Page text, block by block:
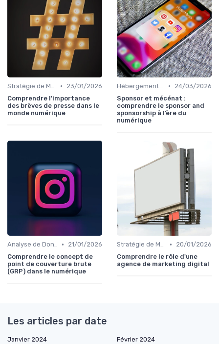
Stratégie de Marketing Digital •
23/01/2026
Comprendre l'importance
des brèves de presse dans le
monde numérique
Hébergement et Maintenance Web •
24/03/2026
Sponsor et mécénat :
comprendre le sponsor and
sponsorship à l’ère du
numérique
Analyse de Données et Reporting •
21/01/2026
Comprendre le concept de
point de couverture brute
(GRP) dans le numérique
Stratégie de Marketing Digital •
20/01/2026
Comprendre le rôle d'une
agence de marketing digital
Les articles par date
Janvier 2024
Février 2024